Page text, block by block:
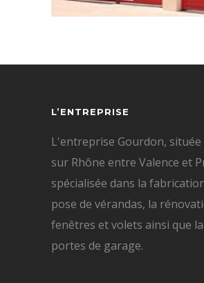
L’ENTREPRISE
L'entreprise Gourdon, située
sur Rhône entre Valence et
spécialisée dans la
pose de vérandas, la
fenêtres et volets ainsi que
portes de garage.